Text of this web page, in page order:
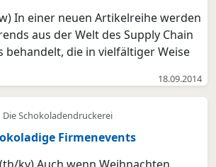
In einer neuen Artikelreihe werden
aus der Welt des Supply Chain
behandelt, die in vielfältiger Weise
Fällen bis hinein in das private
g...
18.09.2014
Die Schokoladendruckerei
Firmenevents